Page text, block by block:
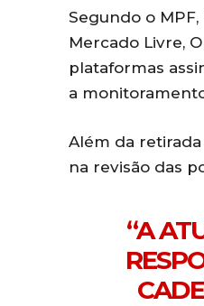
Segundo o
Mercado Livre,
plataformas
a
Além da
na revisão das
“A